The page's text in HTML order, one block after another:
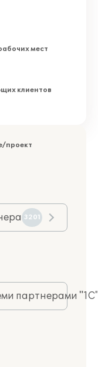
мест
клиентов
проект
3201
партнерами